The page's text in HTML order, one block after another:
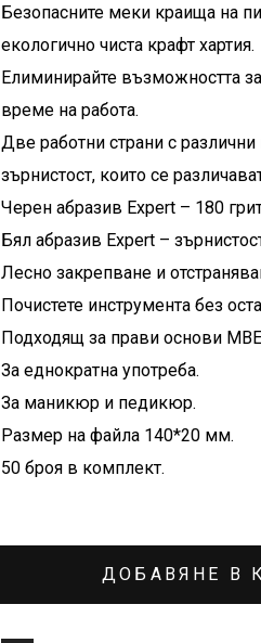
Безопасните меки краища на
екологично чиста крафт хартия.
Елиминирайте възможността
време на работа.
Две работни страни с
зърнистост, които се
Черен абразив Expert – 180
Бял абразив Expert –
Лесно закрепване и
Почистете инструмента без
Подходящ за прави основи
За еднократна употреба.
За маникюр и педикюр.
Размер на файла 140*20 мм.
50 броя в комплект.
ДОБАВЯНЕ В